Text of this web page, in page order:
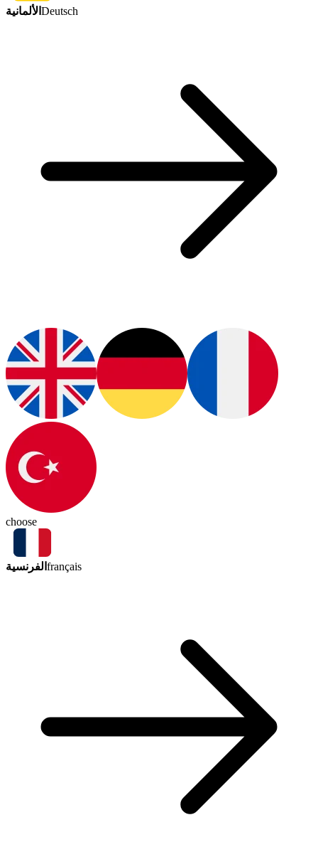
الألمانية Deutsch
choose
الفرنسية français